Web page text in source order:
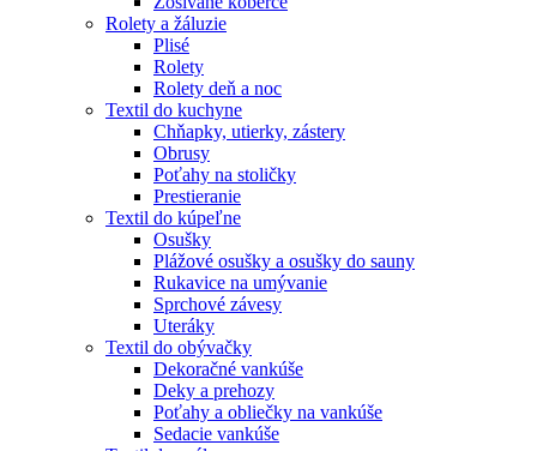
Rolety a žáluzie
Plisé
Rolety
Rolety deň a noc
Textil do kuchyne
Chňapky, utierky, zástery
Obrusy
Poťahy na stoličky
Prestieranie
Textil do kúpeľne
Osušky
Plážové osušky a osušky do sauny
Rukavice na umývanie
Sprchové závesy
Uteráky
Textil do obývačky
Dekoračné vankúše
Deky a prehozy
Poťahy a obliečky na vankúše
Sedacie vankúše